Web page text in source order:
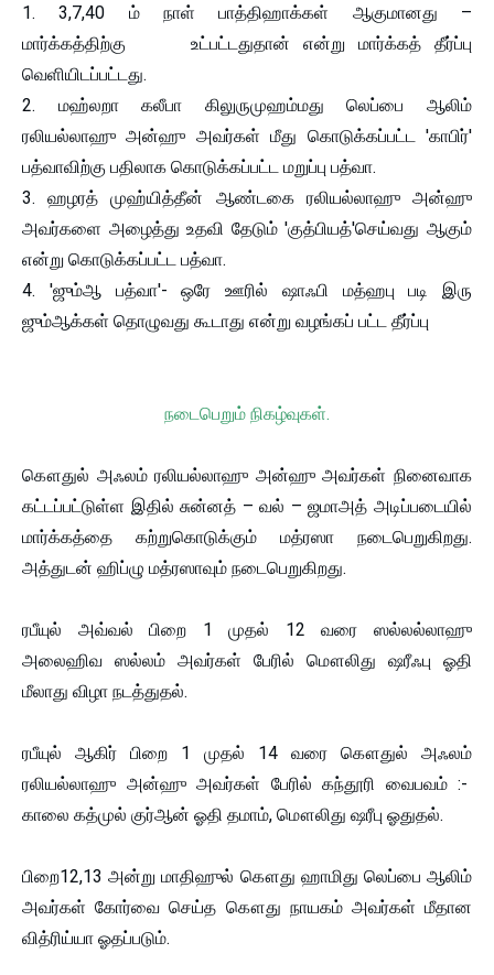
1. 3,7,40 ம் நாள் பாத்திஹாக்கள் ஆகுமானது –
மார்க்கத்திற்கு உட்பட்டதுதான் என்று மார்க்கத் தீர்ப்பு
வெளியிடப்பட்டது.
2. மஹ்லறா கலீபா கிலுருமுஹம்மது லெப்பை ஆலிம்
ரலியல்லாஹு அன்ஹு அவர்கள் மீது கொடுக்கப்பட்ட 'காபிர்'
பத்வாவிற்கு பதிலாக கொடுக்கப்பட்ட மறுப்பு பத்வா.
3. ஹழரத் முஹ்யித்தீன் ஆண்டகை ரலியல்லாஹு அன்ஹு
அவர்களை அழைத்து உதவி தேடும் 'குத்பியத்'செய்வது ஆகும்
என்று கொடுக்கப்பட்ட பத்வா.
4. 'ஜும்ஆ பத்வா'- ஒரே ஊரில் ஷாஃபி மத்ஹபு படி இரு
ஜும்ஆக்கள் தொழுவது கூடாது என்று வழங்கப் பட்ட தீர்ப்பு
நடைபெறும் நிகழ்வுகள்.
கௌதுல் அஃலம் ரலியல்லாஹு அன்ஹு அவர்கள் நினைவாக
கட்டப்பட்டுள்ள இதில் சுன்னத் – வல் – ஜமாஅத் அடிப்படையில்
மார்க்கத்தை கற்றுகொடுக்கும் மத்ரஸா நடைபெறுகிறது.
அத்துடன் ஹிப்ழு மத்ரஸாவும் நடைபெறுகிறது.
ரபீயுல் அவ்வல் பிறை 1 முதல் 12 வரை ஸல்லல்லாஹு
அலைஹிவ ஸல்லம் அவர்கள் பேரில் மௌலிது ஷரீஃபு ஓதி
மீலாது விழா நடத்துதல்.
ரபீயுல் ஆகிர் பிறை 1 முதல் 14 வரை கௌதுல் அஃலம்
ரலியல்லாஹு அன்ஹு அவர்கள் பேரில் கந்தூரி வைபவம் :-
காலை கத்முல் குர்ஆன் ஓதி தமாம், மௌலிது ஷரீபு ஓதுதல்.
பிறை12,13 அன்று மாதிஹுல் கௌது ஹாமிது லெப்பை ஆலிம்
அவர்கள் கோர்வை செய்த கௌது நாயகம் அவர்கள் மீதான
வித்ரிய்யா ஓதப்படும்.